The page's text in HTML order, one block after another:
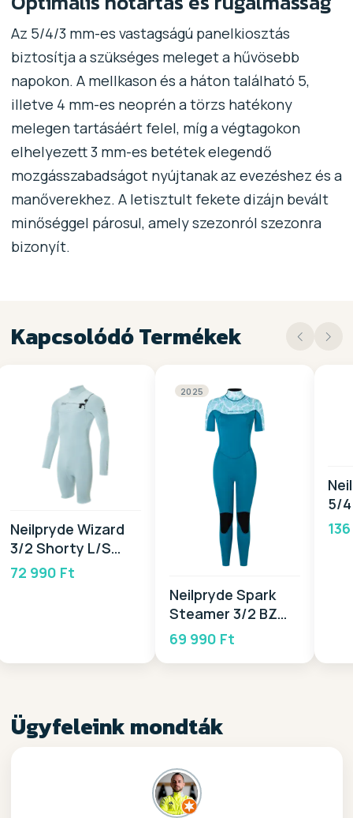
Az 5/4/3 mm-es vastagságú panelkiosztás
biztosítja a szükséges meleget a hűvösebb
napokon. A mellkason és a háton található 5,
illetve 4 mm-es neoprén a törzs hatékony
melegen tartásáért felel, míg a végtagokon
elhelyezett 3 mm-es betétek elegendő
mozgásszabadságot nyújtanak az evezéshez és a
manőverekhez. A letisztult fekete dizájn bevált
minőséggel párosul, amely szezonról szezonra
bizonyít.
Kapcsolódó Termékek
Neilpryde Wizard
3/2 Shorty L/S
GBS FZ 2026
72 990 Ft
2025
Neilpryde Spark
Steamer 3/2 BZ
2025
69 990 Ft
5/4
Ügyfeleink mondták